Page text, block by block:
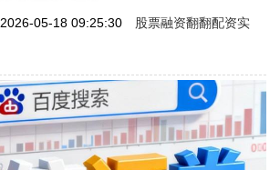
2026-05-18 09:25:30
股票融资翻翻配资实